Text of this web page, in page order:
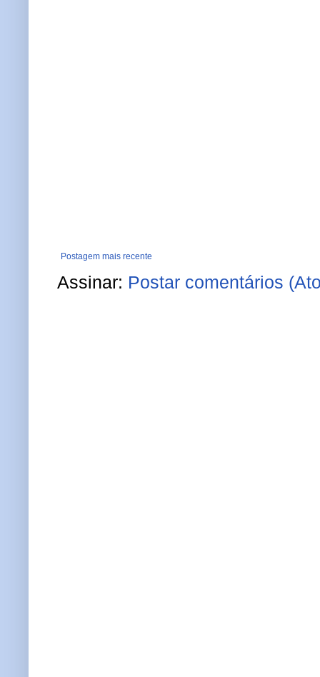
Postagem mais recente
Assinar: Postar comentários